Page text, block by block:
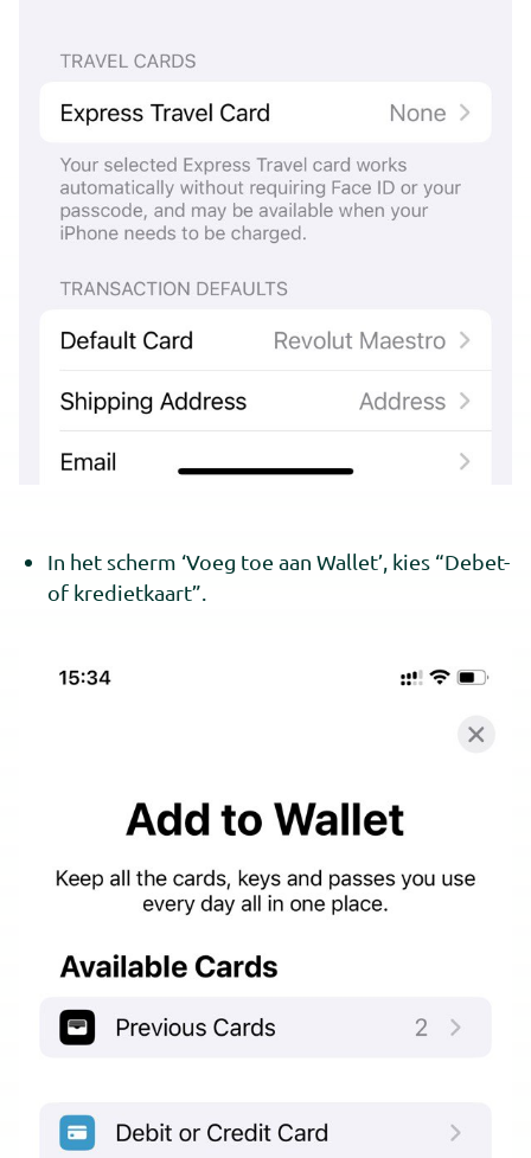
In het scherm ‘Voeg toe aan Wallet’, kies “Debet-
of kredietkaart”.